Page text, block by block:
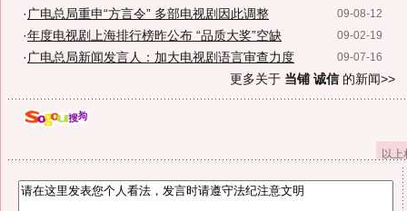
09-08-12
· 广电总局重申“方言令” 多部电视剧因此调整
09-02-19
·年度电视剧上海排行榜昨公布 “品质大奖”空缺
09-07-16
· 广电总局新闻发言人：加大电视剧语言审查力度
更多关于 当铺 诚信的新闻>>
以